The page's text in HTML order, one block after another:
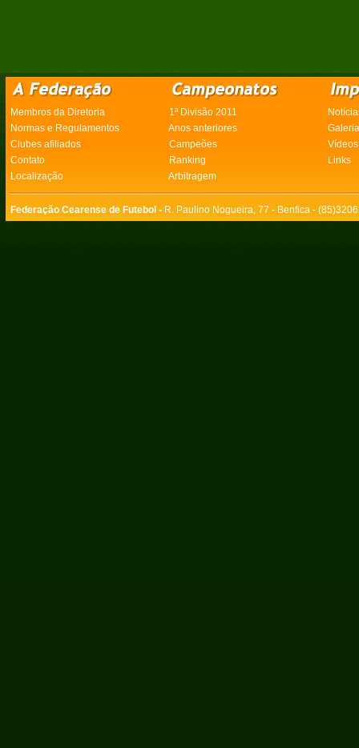
Membros da Diretoria 1ª Divisão 2011
Normas e Regulamentos
Anos anteriores
Clubes afiliados
Campeões
Vídeos
Contato
Ranking
Links
Localização
Arbitragem
Federação Cearense de Futebol - R. Paulino Nogueira, 77 - Benfica -